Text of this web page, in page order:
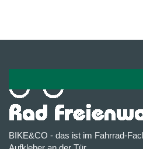
BIKE&CO - das ist im Fahrrad-